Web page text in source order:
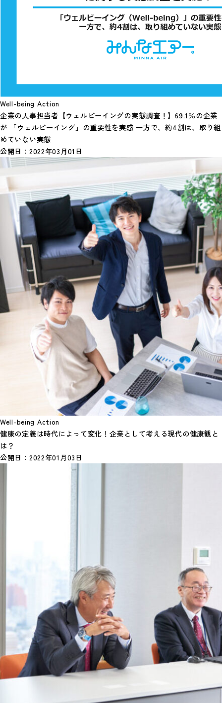
Well-being Action
企業の人事担当者【ウェルビーイングの実態調査！】69.1％の企業
が 「ウェルビーイング」の重要性を実感 一方で、約4割は、取り組
めていない実態
公開日： 2022年03月01日
Well-being Action
健康の定義は時代によって変化！企業として考える現代の健康観と
は？
公開日： 2022年01月03日